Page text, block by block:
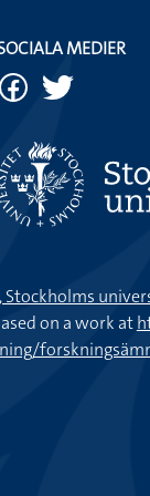
MEDIER
on a work at